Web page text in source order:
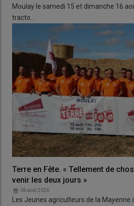
Moulay le samedi 15 et dimanche 16
tracto…
Terre en Fête. « Tellement de
venir les deux jours »
06 août 2026
Les Jeunes agriculteurs de la Mayenne